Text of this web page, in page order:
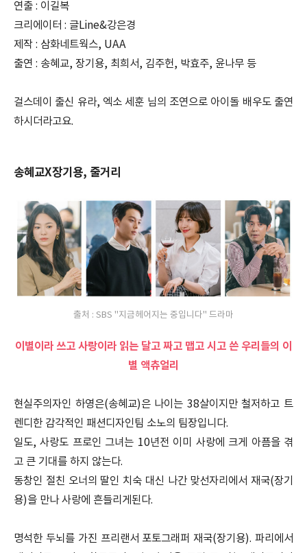
연출 : 이길복
크리에이터 : 글Line&강은경
제작 : 삼화네트웍스, UAA
출연 : 송혜교, 장기용, 최희서, 김주헌, 박효주, 윤나무 등
걸스데이 출신 유라, 엑소 세훈 님의 조연으로 아이돌 배우도 출연
하시더라고요.
송혜교X장기용, 줄거리
출처 : SBS "지금헤어지는 중입니다" 드라마
이별이라 쓰고 사랑이라 읽는 달고 짜고 맵고 시고 쓴 우리들의 이
별 액츄얼리
현실주의자인 하영은(송혜교)은 나이는 38살이지만 철저하고 트
렌디한 감각적인 패션디자인팀 소노의 팀장입니다.
일도, 사랑도 프로인 그녀는 10년전 이미 사랑에 크게 아픔을 겪
고 큰 기대를 하지 않는다.
동창인 절친 오너의 딸인 치숙 대신 나간 맞선자리에서 재국(장기
용)을 만나 사랑에 흔들리게된다.
명석한 두뇌를 가진 프리랜서 포토그래퍼 재국(장기용). 파리에서